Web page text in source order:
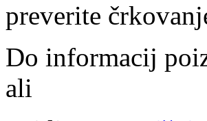
preverite
Do informacij
ali